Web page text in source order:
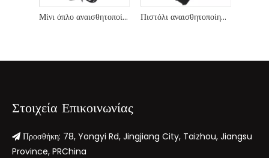
Μίνι όπλο αναισθητοποίησης στρατιωτικού βαθμού 806 για την αστυνομία Πιστόλι αναισθητοποίησης 1901 Personal Protection με φακό LED
Στοιχεία Επικοινωνίας
 Προσθήκη: 78, Yongyi Rd, Jingjiang City, Taizhou, Jiangsu
Province, PRChina